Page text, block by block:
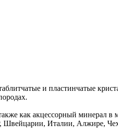
и пластинчатые
как акцессорный минерал в
Швейцарии, Италии, Алжире,